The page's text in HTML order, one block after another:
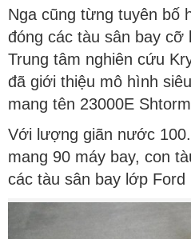
Nga cũng từng tuyên bố
đóng các tàu sân bay cỡ
Trung tâm nghiên cứu
đã giới thiệu mô hình
mang tên 23000E
Với lượng giãn nước
mang 90 máy bay, con
các tàu sân bay lớp